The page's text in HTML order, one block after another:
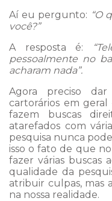
Aí eu pergunto: “O
você?”
A resposta é:
pessoalmente no
acharam nada”.
Agora preciso
cartorários em geral
fazem buscas
atarefados com
pesquisa nunca
isso o fato de que
fazer várias buscas
qualidade da
atribuir culpas, mas
na nossa realidade.